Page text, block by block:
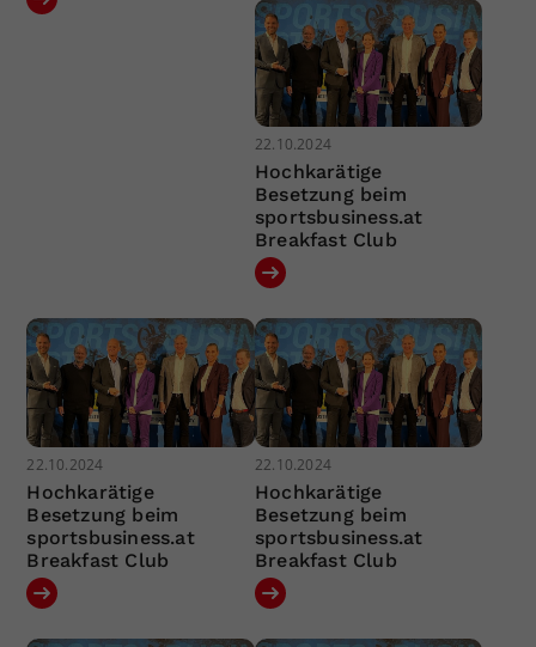
22.10.2024
Hochkarätige
Besetzung beim
sportsbusiness.at
Breakfast Club
22.10.2024
Hochkarätige
Besetzung beim
sportsbusiness.at
Breakfast Club
22.10.2024
Hochkarätige
Besetzung beim
sportsbusiness.at
Breakfast Club